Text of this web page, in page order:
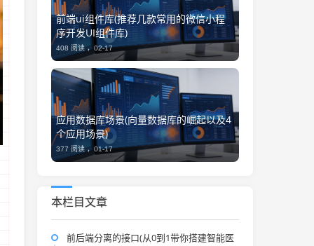
前端ui组件库(推荐几款常用的微信小程
序开发UI组件库)
408 阅读 ，02-17
应用数据库场景(向量数据库的崛起以及4
个应用场景)
377 阅读 ，01-17
本栏目文章
前后端分离的接口(从0到1带你搭建智能医